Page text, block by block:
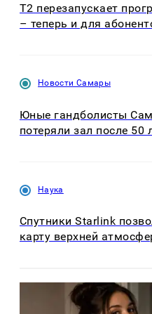
Т2 перезапускает
– теперь и для
Новости Самары
Юные гандболисты
потеряли зал после 50
Наука
Спутники Starlink
карту верхней